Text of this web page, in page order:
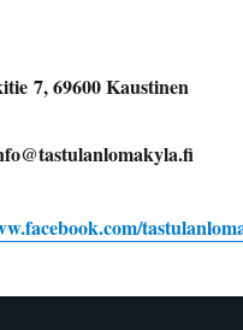
7, 69600 Kaustinen